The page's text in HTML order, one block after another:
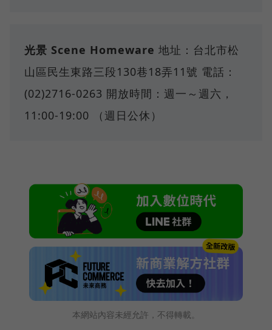
光景 Scene Homeware 地址：台北市松
山區民生東路三段130巷18弄11號 電話：
(02)2716-0263 開放時間：週一～週六，
11:00-19:00 （週日公休）
本網站內容未經允許，不得轉載。